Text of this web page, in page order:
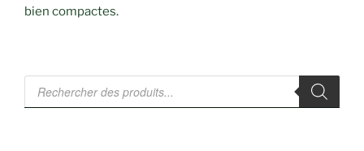
bien compactes.
Recherche
de
produits